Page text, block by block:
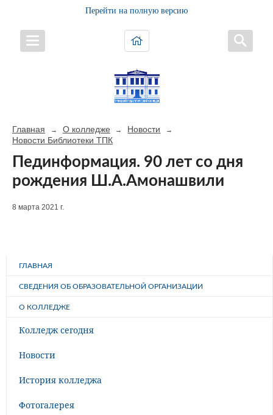
Перейти на полную версию
Главная → О колледже → Новости →
Новости Библиотеки ТПК
Пединформация. 90 лет со дня
рождения Ш.А.Амонашвили
8 марта 2021 г.
ГЛАВНАЯ
СВЕДЕНИЯ ОБ ОБРАЗОВАТЕЛЬНОЙ ОРГАНИЗАЦИИ
О КОЛЛЕДЖЕ
Колледж сегодня
Новости
История колледжа
Фотогалерея